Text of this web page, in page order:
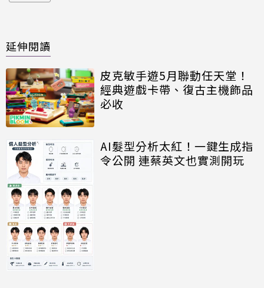
延伸閱讀
皮克敏手遊5月聯動任天堂！
經典遊戲卡帶、復古主機飾品
必收
AI髮型分析太紅！一鍵生成指
令公開 連蔡英文也實測開玩